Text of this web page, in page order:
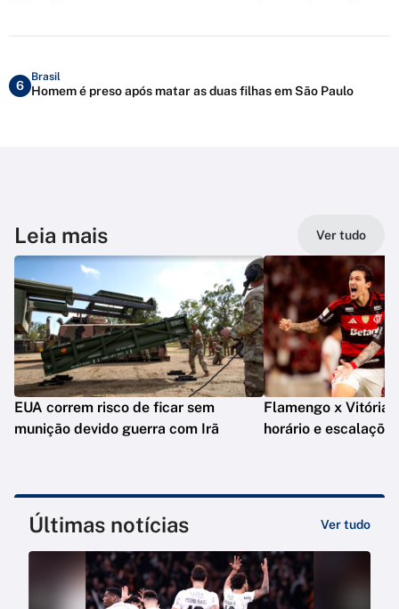
6
Brasil
Homem é preso após matar as duas filhas em São Paulo
Leia mais Ver tudo
EUA correm risco de ficar sem
munição devido guerra com Irã
Flamengo x Vitória:
horário e escalações
Últimas notícias Ver tudo